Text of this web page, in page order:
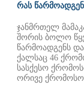
რას
ჯანმრთელ
შორის ბოლო
წარმოადგენს
ქალსაც 46
სასქესო
ორივე